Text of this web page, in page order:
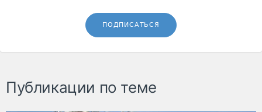
ПОДПИСАТЬСЯ
Публикации по теме